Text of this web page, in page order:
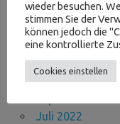
August 2023
Mai 2023
April 2023
Dezember 2022
November 2022
Juli 2022
wieder besuchen.
stimmen Sie der
können jedoch die
eine kontrollierte
Cookies einstellen